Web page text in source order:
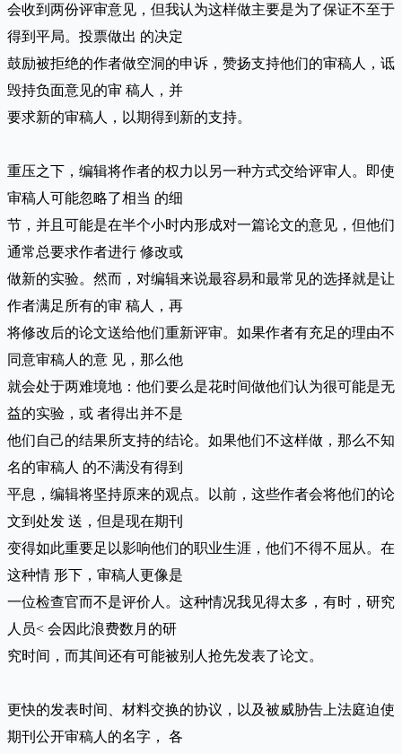
会收到两份评审意见，但我认为这样做主要是为了保证不至于
得到平局。投票做出 的决定
鼓励被拒绝的作者做空洞的申诉，赞扬支持他们的审稿人，诋
毁持负面意见的审 稿人，并
要求新的审稿人，以期得到新的支持。
重压之下，编辑将作者的权力以另一种方式交给评审人。即使
审稿人可能忽略了相当 的细
节，并且可能是在半个小时内形成对一篇论文的意见，但他们
通常总要求作者进行 修改或
做新的实验。然而，对编辑来说最容易和最常见的选择就是让
作者满足所有的审 稿人，再
将修改后的论文送给他们重新评审。如果作者有充足的理由不
同意审稿人的意 见，那么他
就会处于两难境地：他们要么是花时间做他们认为很可能是无
益的实验，或 者得出并不是
他们自己的结果所支持的结论。如果他们不这样做，那么不知
名的审稿人 的不满没有得到
平息，编辑将坚持原来的观点。以前，这些作者会将他们的论
文到处发 送，但是现在期刊
变得如此重要足以影响他们的职业生涯，他们不得不屈从。在
这种情 形下，审稿人更像是
一位检查官而不是评价人。这种情况我见得太多，有时，研究
人员< 会因此浪费数月的研
究时间，而其间还有可能被别人抢先发表了论文。
更快的发表时间、材料交换的协议，以及被威胁告上法庭迫使
期刊公开审稿人的名字， 各